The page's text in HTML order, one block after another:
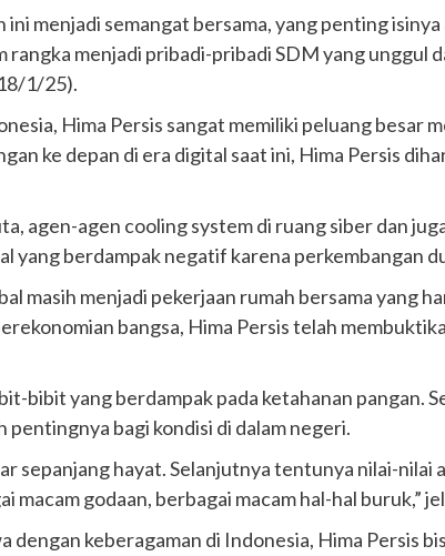
menjadi semangat bersama, yang penting
rangka menjadi pribadi-pribadi SDM yang unggul
1/25).
Hima Persis sangat memiliki peluang besar
ke depan di era digital saat ini, Hima Persis
agen-agen cooling system di ruang siber dan
yang berdampak negatif karena perkembangan
masih menjadi pekerjaan rumah bersama yang
bangsa, Hima Persis telah
bibit yang berdampak pada ketahanan pangan.
bagi kondisi di dalam negeri.
sepanjang hayat. Selanjutnya tentunya nilai-
godaan, berbagai macam hal-hal buruk,”
keberagaman di Indonesia, Hima Persis